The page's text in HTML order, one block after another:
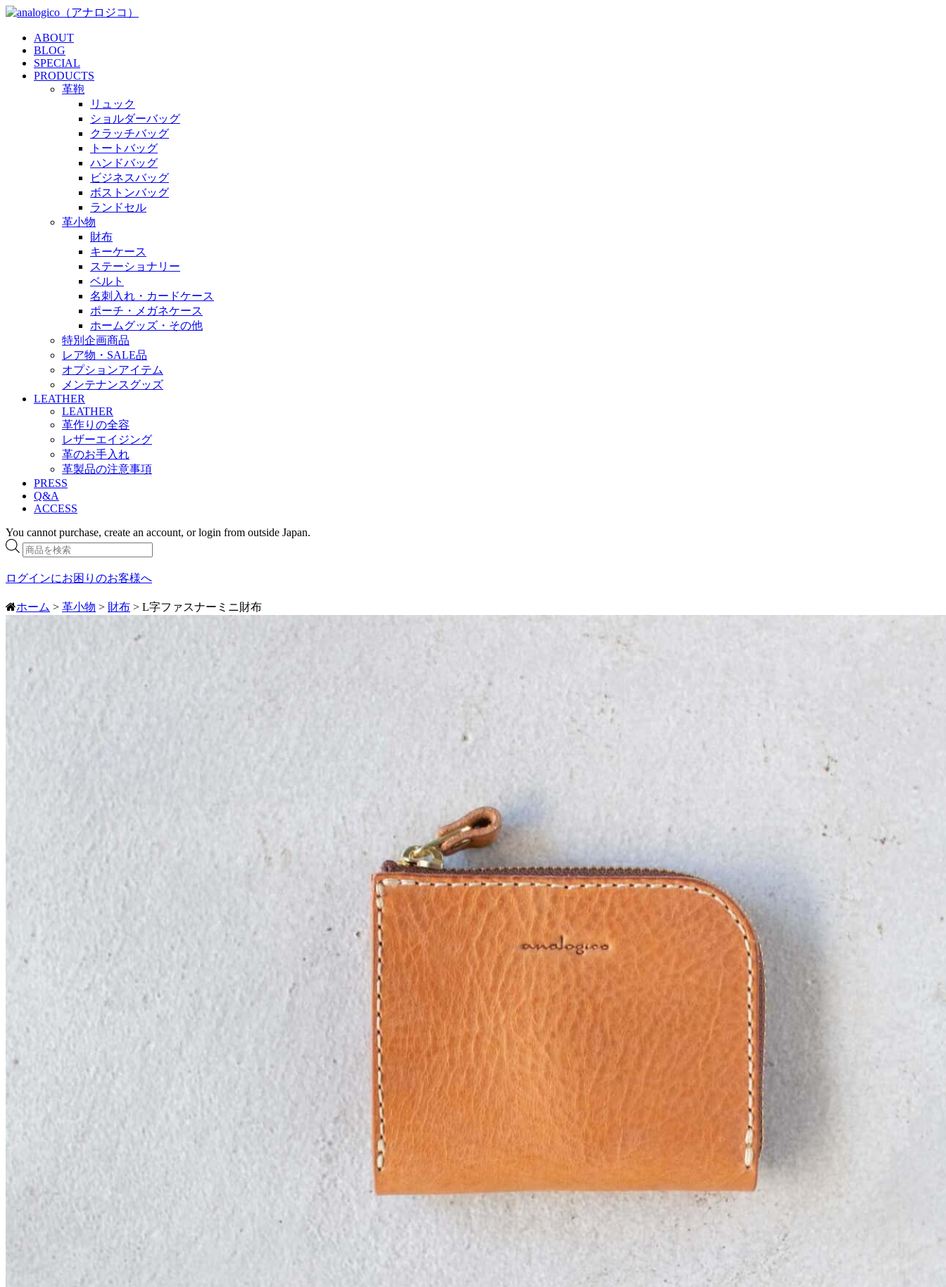
ABOUT
BLOG
SPECIAL
PRODUCTS
革鞄
リュック
ショルダーバッグ
クラッチバッグ
トートバッグ
ハンドバッグ
ビジネスバッグ
ボストンバッグ
ランドセル
革小物
財布
キーケース
ステーショナリー
ベルト
名刺入れ・カードケース
ポーチ・メガネケース
ホームグッズ・その他
特別企画商品
レア物・SALE品
オプションアイテム
メンテナンスグッズ
LEATHER
LEATHER
革作りの全容
レザーエイジング
革のお手入れ
革製品の注意事項
PRESS
Q&A
ACCESS
You cannot purchase, create an account, or login from outside Japan.
商
品
検
ログインにお困りのお客様へ
ホーム > 革小物 > 財布 > L字ファスナーミニ財布